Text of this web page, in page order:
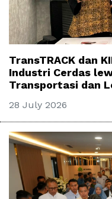
TransTRACK dan
Industri Cerdas
Transportasi dan
28 July 2026